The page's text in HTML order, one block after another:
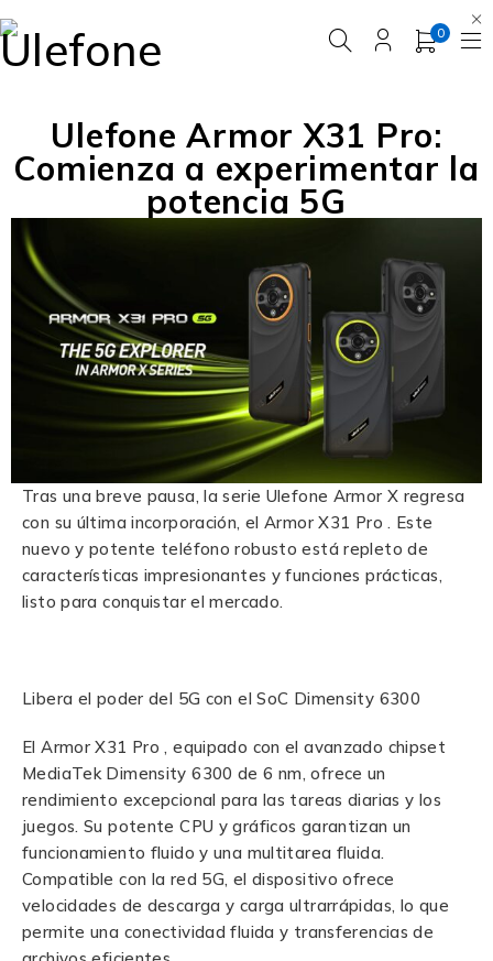
0
Ulefone Armor X31 Pro:
Comienza a experimentar la
potencia 5G
Tras una breve pausa, la serie Ulefone Armor X regresa
con su última incorporación, el Armor X31 Pro . Este
nuevo y potente teléfono robusto está repleto de
características impresionantes y funciones prácticas,
listo para conquistar el mercado.
Libera el poder del 5G con el SoC Dimensity 6300
ElArmor X31 Pro , equipado con el avanzado chipset
MediaTek Dimensity 6300 de 6 nm, ofrece un
rendimiento excepcional para las tareas diarias y los
juegos. Su potente CPU y gráficos garantizan un
funcionamiento fluido y una multitarea fluida.
Compatible con la red 5G, el dispositivo ofrece
velocidades de descarga y carga ultrarrápidas, lo que
permite una conectividad fluida y transferencias de